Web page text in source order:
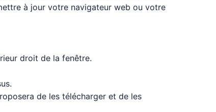
à jour votre navigateur web ou votre
droit de la fenêtre.
de les télécharger et de les